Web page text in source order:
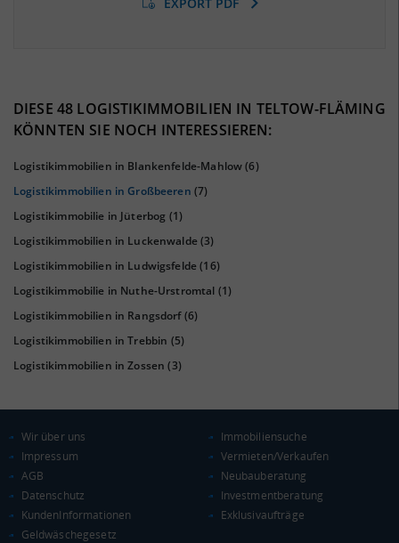
42%
Euro pro Kopf
KAUFKRAFT - EURO PRO KOPF
20.099 €
Landkreis / Kreisfreie Stadt
Bundesland
Deutschland
DIESE 48 LOGISTIKIMMOBILIEN IN TELTOW-FLÄMING
KÖNNTEN SIE NOCH INTERESSIEREN:
Logistikimmobilien in Blankenfelde-Mahlow(6)
Logistikimmobilien in Großbeeren (7)
Logistikimmobilie in Jüterbog (1)
Logistikimmobilien in Luckenwalde(3)
Logistikimmobilien in Ludwigsfelde(16)
Logistikimmobilie in Nuthe-Urstromtal (1)
Logistikimmobilien in Rangsdorf(6)
Logistikimmobilien in Trebbin (5)
Logistikimmobilien in Zossen (3)
Wir über uns
Impressum
AGB
Datenschutz
KundenInformationen
Geldwäschegesetz
Immobiliensuche
Vermieten/Verkaufen
Neubauberatung
Investmentberatung
Exklusivaufträge